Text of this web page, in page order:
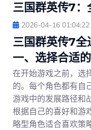
三国群英传7：
2026-04-16 01:04:22
三国群英传7全
一、选择合适
在开始游戏之前，选
的。每个角色都有自
游戏中的发展路径和
根据自己的喜好和游
略型角色适合喜欢策